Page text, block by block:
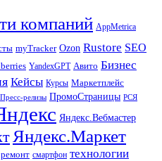
компаний AppMetrica
myTracker Ozon Rustore SEO
YandexGPT Авито Бизнес
Кейсы Курсы Маркетплейс
Пресс-релизы ПромоСтраницы РСЯ
Яндекс.Вебмастер
Яндекс.Маркет
ремонт смартфон технологии